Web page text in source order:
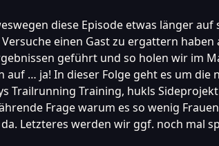
diese Episode etwas länger auf
einen Gast zu ergattern haben
geführt und so holen wir im
auf … ja! In dieser Folge geht es um die
Trailrunning Training, hukls
Frage warum es so wenig
Letzteres werden wir ggf. noch mal